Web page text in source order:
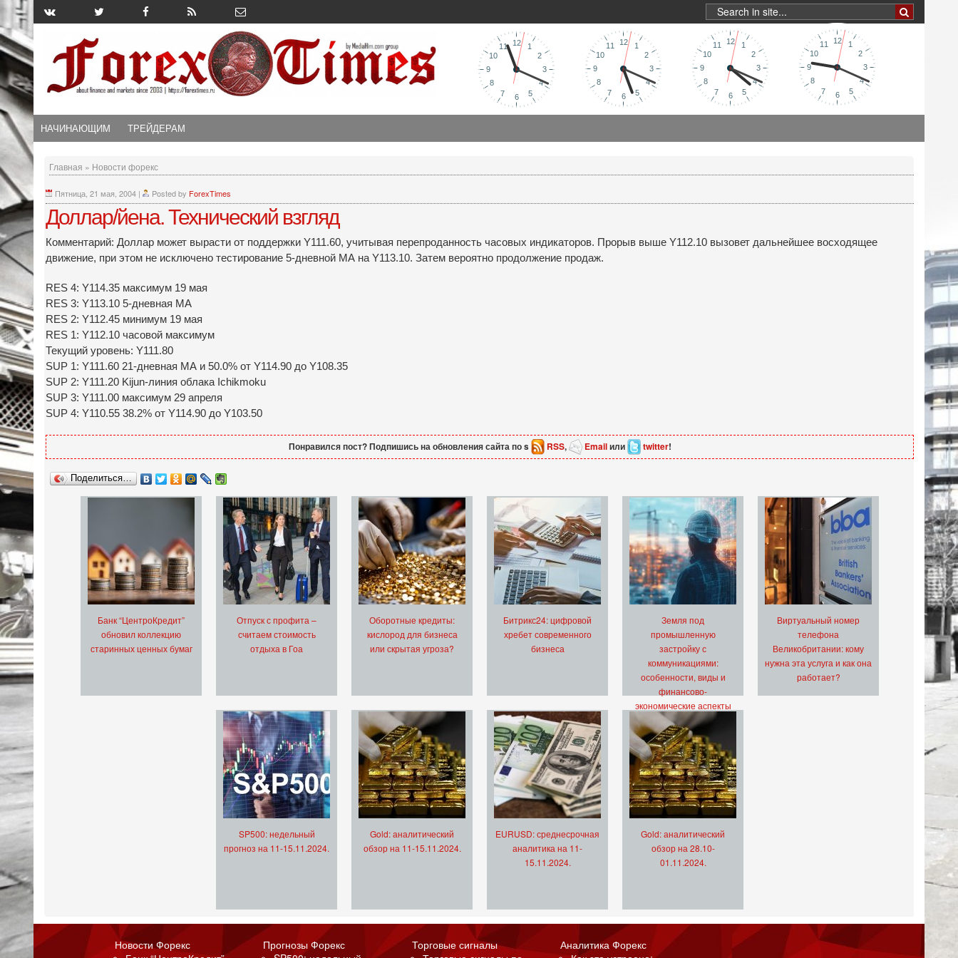
НАЧИНАЮЩИМ ТРЕЙДЕРАМ
Главная » Новости форекс
Пятница, 21 мая, 2004 | Posted by ForexTimes
Доллар/йена. Технический взгляд
Комментарий: Доллар может вырасти от поддержки Y111.60, учитывая перепроданность часовых индикаторов. Прорыв выше Y112.10 вызовет дальнейшее восходящее
движение, при этом не исключено тестирование 5-дневной МА на Y113.10. Затем вероятно продолжение продаж.
RES 4: Y114.35 максимум 19 мая
RES 3: Y113.10 5-дневная МА
RES 2: Y112.45 минимум 19 мая
RES 1: Y112.10 часовой максимум
Текущий уровень: Y111.80
SUP 1: Y111.60 21-дневная МА и 50.0% от Y114.90 до Y108.35
SUP 2: Y111.20 Kijun-линия облака Ichikmoku
SUP 3: Y111.00 максимум 29 апреля
SUP 4: Y110.55 38.2% от Y114.90 до Y103.50
Понравился пост? Подпишись на обновления сайта по s RSS, Emailили twitter!
Поделиться…
Банк “ЦентроКредит”
обновил коллекцию
старинных ценных бумаг
Отпуск с профита –
считаем стоимость
отдыха в Гоа
Оборотные кредиты:
кислород для бизнеса
или скрытая угроза?
Битрикс24: цифровой
хребет современного
бизнеса
Земля под
промышленную
застройку с
коммуникациями:
особенности, виды и
финансово-
экономические аспекты
Виртуальный номер
телефона
Великобритании: кому
нужна эта услуга и как она
работает?
SP500: недельный
прогноз на 11-15.11.2024.
Gold: аналитический
обзор на 11-15.11.2024.
EURUSD: среднесрочная
аналитика на 11-
15.11.2024.
Gold: аналитический
обзор на 28.10-
01.11.2024.
Новости Форекс
Прогнозы Форекс
Торговые сигналы
Аналитика Форекс